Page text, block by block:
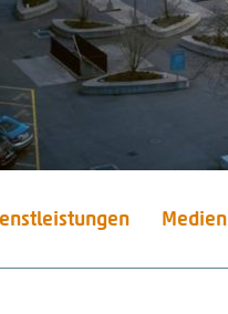
Medien